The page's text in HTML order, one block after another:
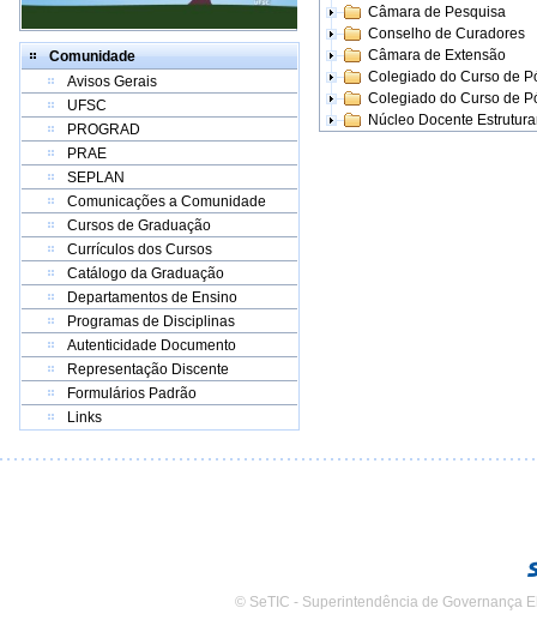
Comunidade
Avisos Gerais
UFSC
PROGRAD
PRAE
SEPLAN
Comunicações a Comunidade
Cursos de Graduação
Currículos dos Cursos
Catálogo da Graduação
Departamentos de Ensino
Programas de Disciplinas
Autenticidade Documento
Representação Discente
Formulários Padrão
Links
Câmara de Pesquisa
Conselho de Curadores
Câmara de Extensão
Colegiado do Curso de
Colegiado do Curso de
Núcleo Docente
© SeTIC - Superintendência de Governança